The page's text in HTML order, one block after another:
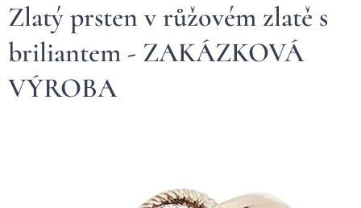
Zlatý prsten v růžovém zlatě s
briliantem - ZAKÁZKOVÁ
VÝROBA